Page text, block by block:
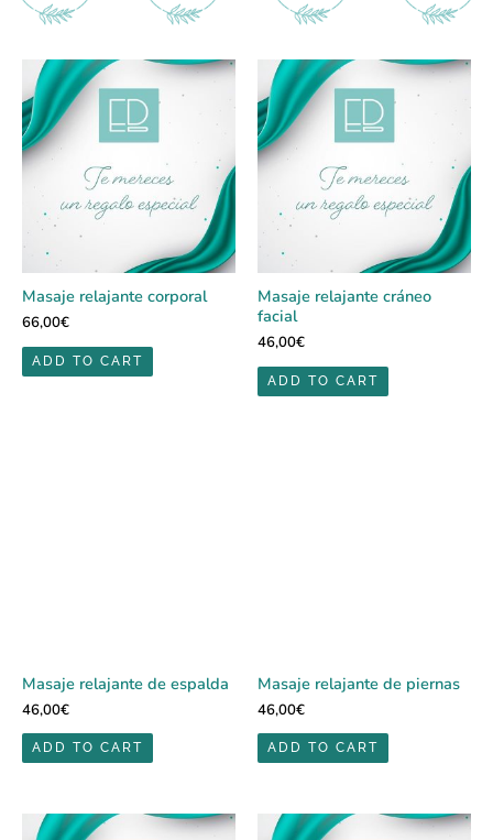
Masaje relajante corporal
66,00€
ADD TO CART
Masaje relajante cráneo
facial
46,00€
ADD TO CART
Masaje relajante de espalda
46,00€
ADD TO CART
Masaje relajante de piernas
46,00€
ADD TO CART